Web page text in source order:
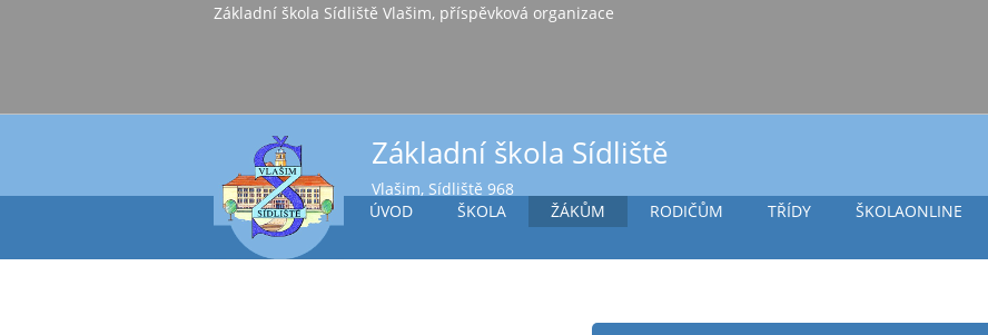
Základní škola Sídliště Vlašim, příspěvková organizace
Základní škola Sídliště
Vlašim, Sídliště 968
ÚVOD
ŠKOLA ŽÁKŮM RODIČŮM TŘÍDY ŠKOLAONLINE